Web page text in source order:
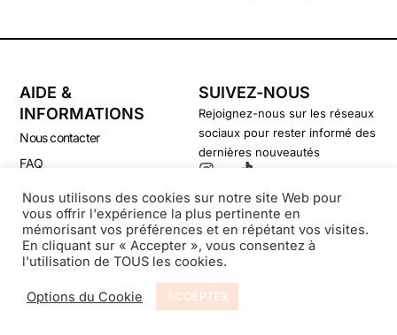
AIDE &
INFORMATIONS
Nous contacter
FAQ
CGV
Politique de confidentialité
SUIVEZ-NOUS
Rejoignez-nous sur les réseaux
sociaux pour rester informé des
dernières nouveautés
© Secondsouffle-Boutique.fr
Nous utilisons des cookies sur notre site Web pour
vous offrir l'expérience la plus pertinente en
mémorisant vos préférences et en répétant vos visites.
En cliquant sur « Accepter », vous consentez à
l'utilisation de TOUS les cookies.
Options du Cookie ACCEPTER